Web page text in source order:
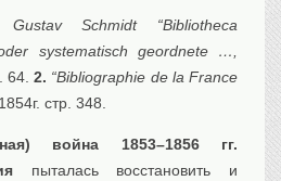
Gustav Schmidt “Bibliotheca
systematisch geordnete …,
64.2. “Bibliographie de la France
стр. 348.
война 1853–1856 гг.
пыталась восстановить и